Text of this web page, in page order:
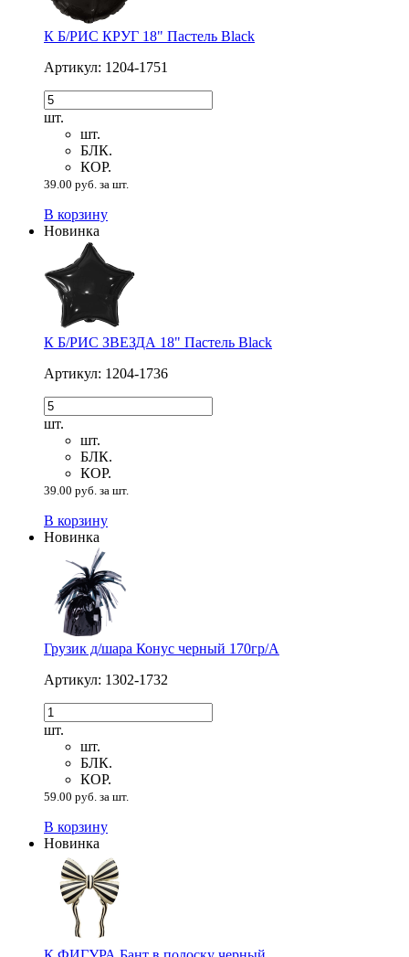
К Б/РИС КРУГ 18" Пастель Black
Артикул: 1204-1751
шт.
шт.
БЛК.
КОР.
39.00 руб. за шт.
В корзину
Новинка
К Б/РИС ЗВЕЗДА 18" Пастель Black
Артикул: 1204-1736
шт.
шт.
БЛК.
КОР.
39.00 руб. за шт.
В корзину
Новинка
Грузик д/шара Конус черный 170гр/A
Артикул: 1302-1732
шт.
шт.
БЛК.
КОР.
59.00 руб. за шт.
В корзину
Новинка